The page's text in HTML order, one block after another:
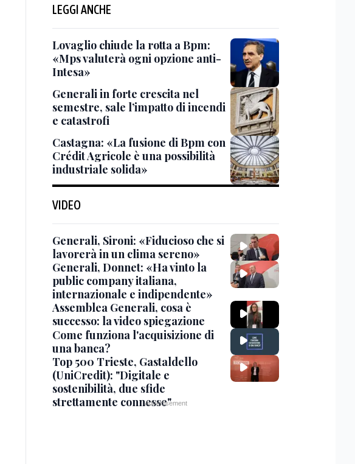
LEGGI ANCHE
Lovaglio chiude la rotta a Bpm:
«Mps valuterà ogni opzione anti-
Intesa»
Generali in forte crescita nel
semestre, sale l’impatto di incendi
e catastrofi
Castagna: «La fusione di Bpm con
Crédit Agricole è una possibilità
industriale solida»
VIDEO
Generali, Sironi: «Fiducioso che si
lavorerà in un clima sereno»
Generali, Donnet: «Ha vinto la
public company italiana,
internazionale e indipendente»
Assemblea Generali, cosa è
successo: la video spiegazione
Come funziona l'acquisizione di
una banca?
Top 500 Trieste, Gastaldello
(UniCredit): "Digitale e
sostenibilità, due sfide
strettamente connesse"